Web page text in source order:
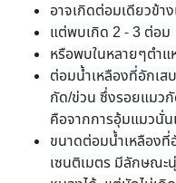
อาจเกิดต่อมเดียวข้
แต่พบเกิด 2 - 3 ต่อม
หรือพบในหลายๆตำแ
ต่อมน้ำเหลืองที่อักเ
กัด/ข่วน ซึ่งรอยแมว
คือจากการอุ้มแมวนั่น
ขนาดต่อมน้ำเหลือง
เซนติเมตร มีลักษณะ